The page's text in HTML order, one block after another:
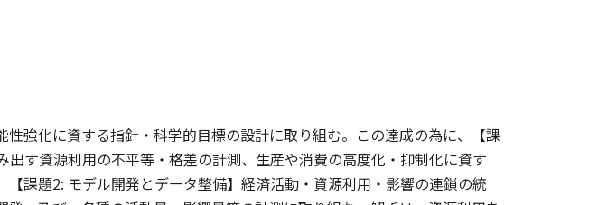
強化に資する指針・科学的目標の設計に取り組む。この達成の為に、【課
す資源利用の不平等・格差の計測、生産や消費の高度化・抑制化に資す
課題2: モデル開発とデータ整備】経済活動・資源利用・影響の連鎖の統